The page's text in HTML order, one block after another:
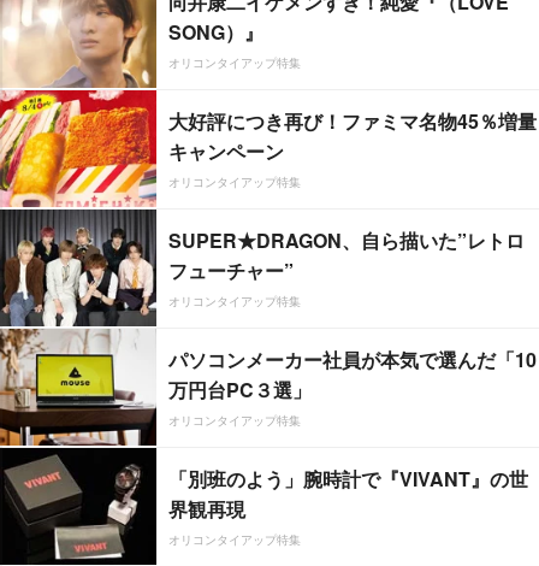
SONG）』
オリコンタイアップ特集
大好評につき再び！ファミマ名物45％増量
キャンペーン
オリコンタイアップ特集
SUPER★DRAGON、自ら描いた”レトロ
フューチャー”
オリコンタイアップ特集
パソコンメーカー社員が本気で選んだ「10
万円台PC３選」
オリコンタイアップ特集
「別班のよう」腕時計で『VIVANT』の世
界観再現
オリコンタイアップ特集